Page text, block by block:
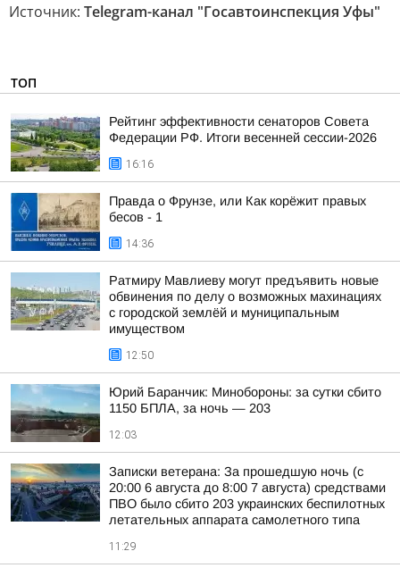
Источник: Telegram-канал "Госавтоинспекция Уфы"
ТОП
Рейтинг эффективности сенаторов Совета
Федерации РФ. Итоги весенней сессии-2026
16:16
Правда о Фрунзе, или Как корёжит правых
бесов - 1
14:36
Ратмиру Мавлиеву могут предъявить новые
обвинения по делу о возможных махинациях
с городской землёй и муниципальным
имуществом
12:50
Юрий Баранчик: Минобороны: за сутки сбито
1150 БПЛА, за ночь — 203
12:03
Записки ветерана: За прошедшую ночь (с
20:00 6 августа до 8:00 7 августа) средствами
ПВО было сбито 203 украинских беспилотных
летательных аппарата самолетного типа
11:29